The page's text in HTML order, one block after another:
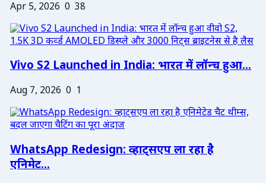
Apr 5, 2026 0 38
Vivo S2 Launched in India: भारत में लॉन्च हुआ...
Aug 7, 2026 0 1
WhatsApp Redesign: व्हाट्सएप ला रहा है
एनिमेट...